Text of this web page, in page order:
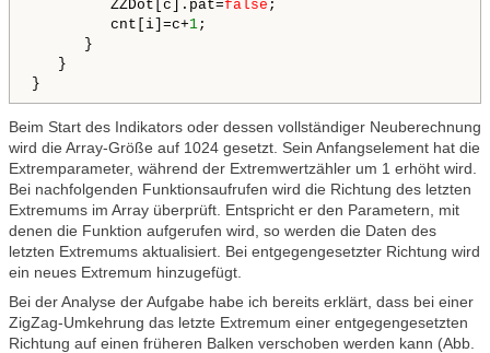
ZZDot[c].pat=false ;
cnt[i]=c+1;
}
}
Beim Start des Indikators oder dessen vollständiger Neuberechnung
wird die Array-Größe auf 1024 gesetzt. Sein Anfangselement hat die
Extremparameter, während der Extremwertzähler um 1 erhöht wird.
Bei nachfolgenden Funktionsaufrufen wird die Richtung des letzten
Extremums im Array überprüft. Entspricht er den Parametern, mit
denen die Funktion aufgerufen wird, so werden die Daten des
letzten Extremums aktualisiert. Bei entgegengesetzter Richtung wird
ein neues Extremum hinzugefügt.
Bei der Analyse der Aufgabe habe ich bereits erklärt, dass bei einer
ZigZag-Umkehrung das letzte Extremum einer entgegengesetzten
Richtung auf einen früheren Balken verschoben werden kann (Abb.